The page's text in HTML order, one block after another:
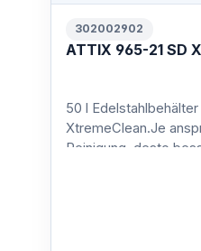
302002902
ATTIX 965-21 SD
50 l
XtremeClean.Je
Reinigung, desto